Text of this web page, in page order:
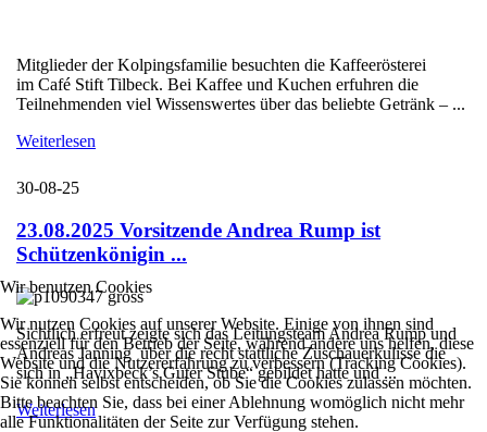
Mitglieder der Kolpingsfamilie besuchten die Kaffeerösterei
im Café Stift Tilbeck. Bei Kaffee und Kuchen erfuhren die
Teilnehmenden viel Wissenswertes über das beliebte Getränk – ...
Weiterlesen
30-08-25
23.08.2025 Vorsitzende Andrea Rump ist
Schützenkönigin ...
Sichtlich erfreut zeigte sich das Leitungsteam Andrea Rump und
Andreas Janning über die recht stattliche Zuschauerkulisse die
sich in „Havixbeck’s Guter Stube“ gebildet hatte und ...
Weiterlesen
Wir benutzen Cookies
Wir nutzen Cookies auf unserer Website. Einige von ihnen sind
essenziell für den Betrieb der Seite, während andere uns helfen, diese
Website und die Nutzererfahrung zu verbessern (Tracking Cookies).
Sie können selbst entscheiden, ob Sie die Cookies zulassen möchten.
Bitte beachten Sie, dass bei einer Ablehnung womöglich nicht mehr
alle Funktionalitäten der Seite zur Verfügung stehen.